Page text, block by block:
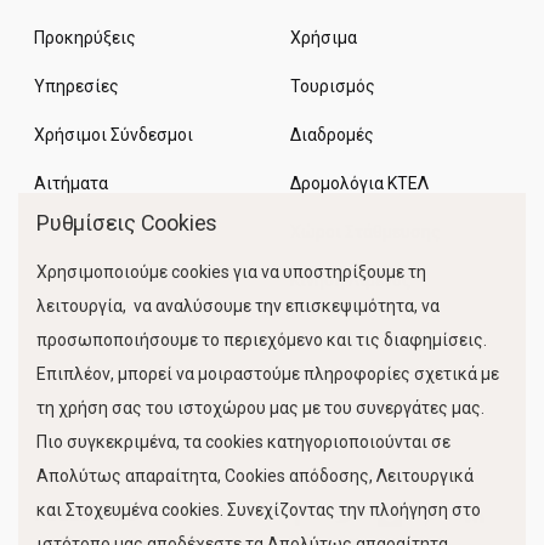
Προκηρύξεις
Υπηρεσίες
Χρήσιμοι Σύνδεσμοι
Αιτήματα
Χρήσιμα
Τουρισμός
Διαδρομές
Δρομολόγια ΚΤΕΛ
Κίνηση Λιμένος
FOLLOW US
Ρυθμίσεις Cookies
Χρησιμοποιούμε cookies για να υποστηρίξουμε τη
λειτουργία, να αναλύσουμε την επισκεψιμότητα, να
προσωποποιήσουμε το περιεχόμενο και τις διαφημίσεις.
Επιπλέον, μπορεί να μοιραστούμε πληροφορίες σχετικά με
τη χρήση σας του ιστοχώρου μας με του συνεργάτες μας.
Πιο συγκεκριμένα, τα cookies κατηγοριοποιούνται σε
Απολύτως απαραίτητα, Cookies απόδοσης, Λειτουργικά
και Στοχευμένα cookies. Συνεχίζοντας την πλοήγηση στο